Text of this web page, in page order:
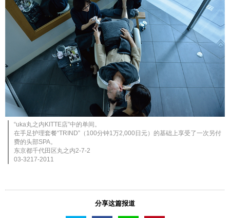
“uka丸之内KITTE店”中的单间。
在手足护理套餐“TRIND”（100分钟1万2,000日元）的基础上享受了一次另付
费的头部SPA。
东京都千代田区丸之内2-7-2
03-3217-2011
分享这篇报道